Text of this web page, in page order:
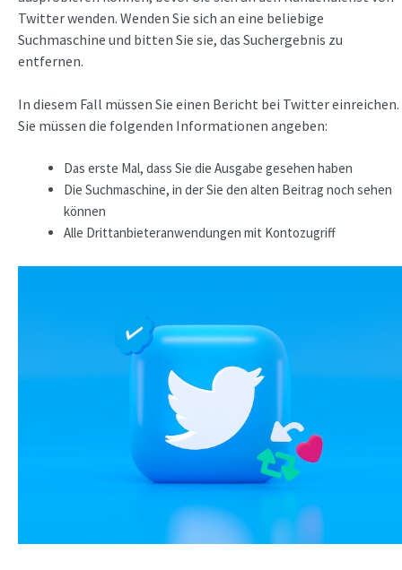
Twitter wenden. Wenden Sie sich an eine beliebige
Suchmaschine und bitten Sie sie, das Suchergebnis zu
entfernen.
In diesem Fall müssen Sie einen Bericht bei Twitter einreichen.
Sie müssen die folgenden Informationen angeben:
Das erste Mal, dass Sie die Ausgabe gesehen haben
Die Suchmaschine, in der Sie den alten Beitrag noch sehen
können
Alle Drittanbieteranwendungen mit Kontozugriff